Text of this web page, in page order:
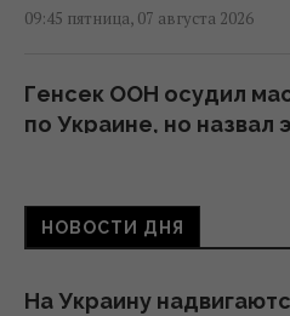
09:45 пятница, 07 августа 2026
Генсек ООН осудил
по Украине, но назвал
гражданства по
НОВОСТИ ДНЯ
На Украину